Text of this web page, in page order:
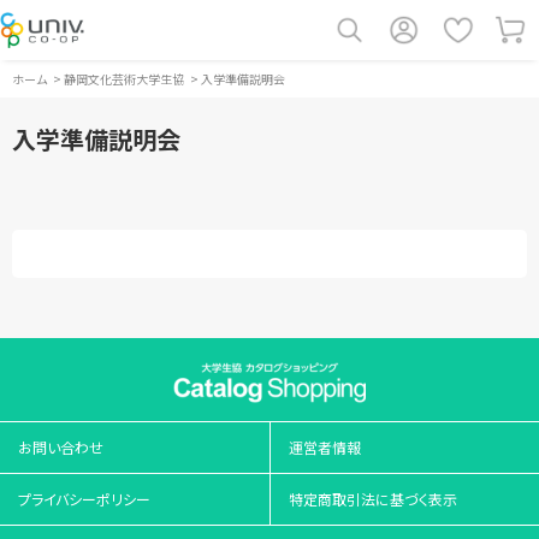
ホーム > 静岡文化芸術大学生協 > 入学準備説明会
入学準備説明会
お問い合わせ 運営者情報
プライバシーポリシー 特定商取引法に基づく表示